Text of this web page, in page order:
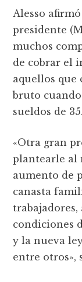
Alesso
presidente
muchos
de cobrar el
aquellos que
bruto cuando
sueldos de
«Otra gran
plantearle al
aumento de
canasta
trabajadores,
condiciones
y la nueva
entre otros»,